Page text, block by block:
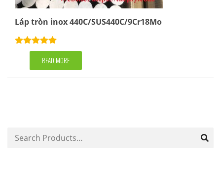
Láp tròn inox 440C/SUS440C/9Cr18Mo
Rated5.00
out of 5READ MORE